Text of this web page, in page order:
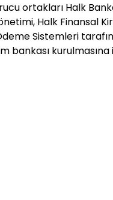
ortakları Halk
Halk Finansal
Sistemleri
bankası